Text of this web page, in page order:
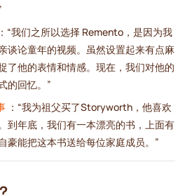
：“我们之所以选择 Remento，是因为我
谈论童年的视频。虽然设置起来有点麻
了他的表情和情感。现在，我们对他的
的回忆。”
：“我为祖父买了Storyworth，他喜欢
到年底，我们有一本漂亮的书，上面有
豪能把这本书送给每位家庭成员。”